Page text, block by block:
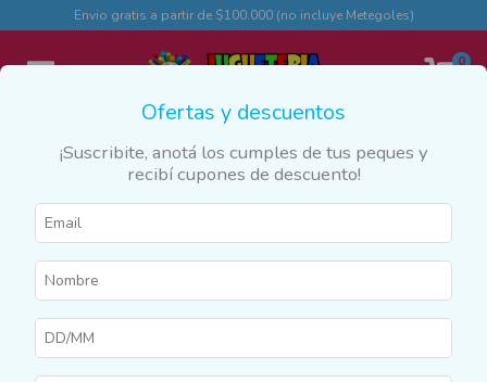
Envio gratis a partir de $100.000 (no incluye Metegoles)
0
Inicio > Productos
Loncheras
Filtrar
Ofertas y descuentos
¡Suscribite, anotá los cumples de tus peques y
recibí cupones de descuento!